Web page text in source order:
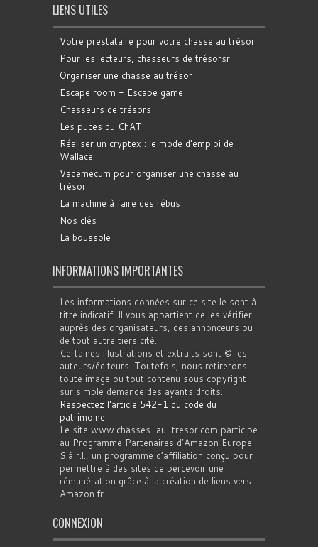
LIENS UTILES
Votre prestataire pour votre chasse au trésor
Pour les lecteurs, chasseurs de trésorsr
Organiser une chasse au trésor
Escape room - Escape game
Chasseurs de trésors
Les puces du ChAT
Réaliser un cryptex : le mode d'emploi de
Wallace
Vademecum pour organiser une chasse au
trésor
La machine à faire des rébus
Nos clés
La boussole
INFORMATIONS IMPORTANTES
Les informations données sur ce site le sont à
titre indicatif. Il vous appartient de les vérifier
auprès des organisateurs, des annonceurs ou
de tout autre tiers cité.
Certaines illustrations et extraits sont © les
auteurs/éditeurs. Toutefois, nous retirerons
toute image ou tout contenu sous copyright
sur simple demande des ayants droits.
Respectez l'article 542-1 du code du
patrimoine
Le site www.chasses-au-tresor.com participe
au Programme Partenaires d’Amazon Europe
S.à r.l., un programme d’affiliation conçu pour
permettre à des sites de percevoir une
rémunération grâce à la création de liens vers
Amazon.fr
CONNEXION